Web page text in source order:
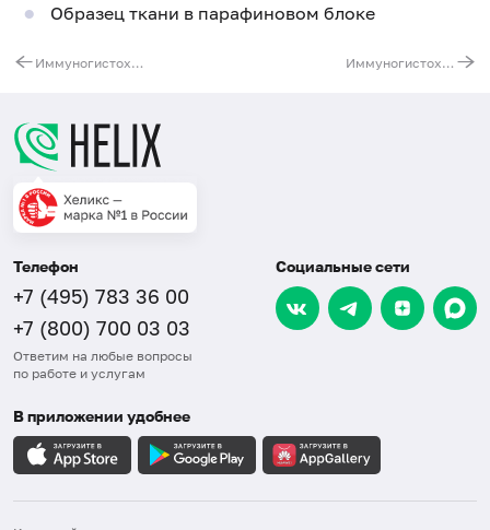
Образец ткани в парафиновом блоке
Иммуногистохимическая диагностика опухоли предстательной железы (Ck5, P63, AMACR) Иммуногистохимическая диагностика рецепторного статуса эндометрия (стадия секреции) - стандартное
Телефон
+7 (495) 783 36 00
+7 (800) 700 03 03
Ответим на любые вопросы
по работе и услугам
Социальные сети
В приложении удобнее